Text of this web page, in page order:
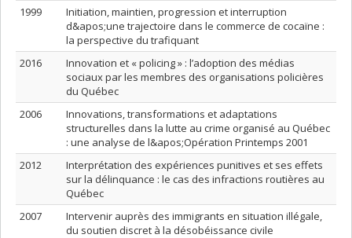
1999
Initiation, maintien, progression et interruption
d&apos;une trajectoire dans le commerce de cocaïne :
la perspective du trafiquant
2016
Innovation et « policing » : l’adoption des médias
sociaux par les membres des organisations policières
du Québec
2006
Innovations, transformations et adaptations
structurelles dans la lutte au crime organisé au Québec
: une analyse de l&apos;Opération Printemps 2001
2012
Interprétation des expériences punitives et ses effets
sur la délinquance : le cas des infractions routières au
Québec
2007
Intervenir auprès des immigrants en situation illégale,
du soutien discret à la désobéissance civile